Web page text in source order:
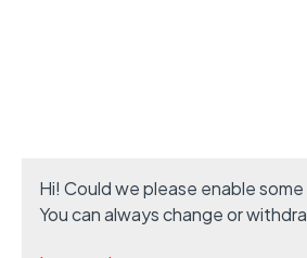
Hi! Could we please enable
You can always change or